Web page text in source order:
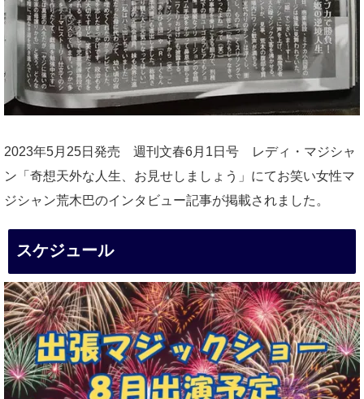
2023年5月25日発売 週刊文春6月1日号 レディ・マジシャ
ン「奇想天外な人生、お見せしましょう」にてお笑い女性マ
ジシャン荒木巴のインタビュー記事が掲載されました。
スケジュール